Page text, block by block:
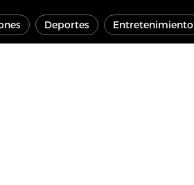
Deportes Entretenimiento